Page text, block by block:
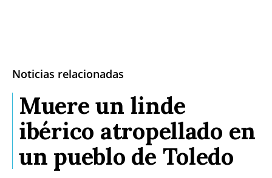
Noticias relacionadas
Muere un linde
ibérico atropellado en
un pueblo de Toledo